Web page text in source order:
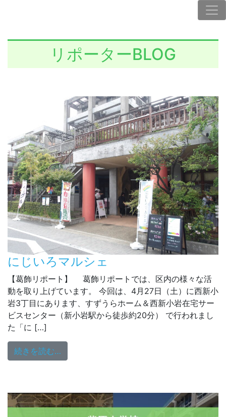
リポーターBLOG
にじいろマルシェ
【葛飾リポート】 葛飾リポートでは、区内の様々な活
動を取り上げています。 今回は、4月27日（土）に西新小
岩3丁目にあります、すずうらホーム＆西新小岩在宅サー
ビスセンター（新小岩駅から徒歩約20分） で行われまし
た「に […]
続きを読む…